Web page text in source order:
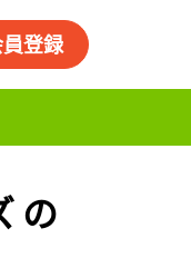
登録
の